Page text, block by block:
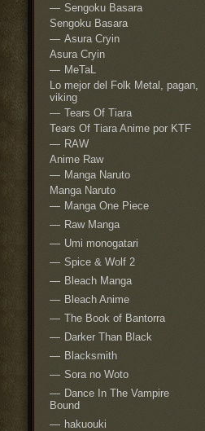
Sengoku Basara
Sengoku Basara
Asura Cryin
Asura Cryin
MeTaL
Lo mejor del Folk Metal, pagan,
viking
Tears Of Tiara
Tears Of Tiara Anime por KTF
RAW
Anime Raw
Manga Naruto
Manga Naruto
Manga One Piece
Raw Manga
Umi monogatari
Spice & Wolf 2
Bleach Manga
Bleach Anime
The Book of Bantorra
Darker Than Black
Blacksmith
Sora no Woto
Dance In The Vampire
Bound
hakuouki